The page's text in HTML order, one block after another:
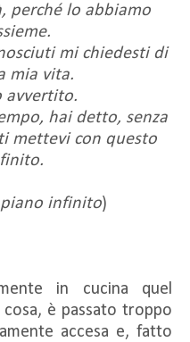
perché lo abbiamo
mi chiedesti di
mia vita.
avvertito.
hai detto, senza
mettevi con questo
infinito)
in cucina quel
è passato troppo
accesa e, fatto